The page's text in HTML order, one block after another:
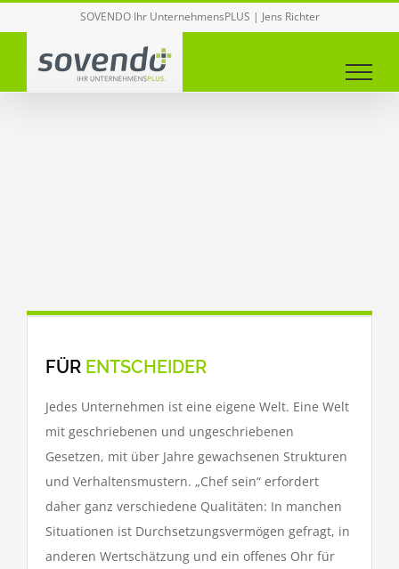
Inhalt
springen
SOVENDO Ihr UnternehmensPLUS | Jens Richter
FÜR ENTSCHEIDER
Jedes Unternehmen ist eine eigene Welt. Eine Welt
mit geschriebenen und ungeschriebenen
Gesetzen, mit über Jahre gewachsenen Strukturen
und Verhaltensmustern. „Chef sein“ erfordert
daher ganz verschiedene Qualitäten: In manchen
Situationen ist Durchsetzungsvermögen gefragt, in
anderen Wertschätzung und ein offenes Ohr für